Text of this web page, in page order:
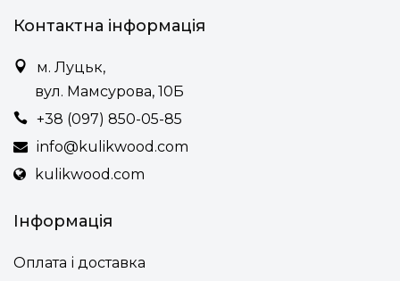
Контактна інформація
м. Луцьк,
вул. Мамсурова, 10Б
+38 (097) 850-05-85
info@kulikwood.com
kulikwood.com
Інформація
Оплата і доставка